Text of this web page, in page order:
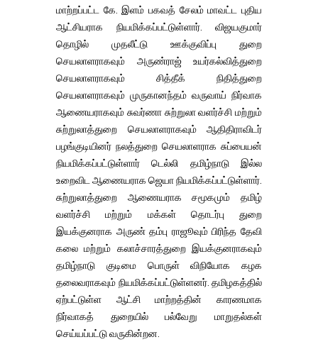
மாற்றப்பட்ட கே. இளம் பகவத் சேலம் மாவட்ட புதிய
ஆட்சியராக நியமிக்கப்பட்டுள்ளார். விஜயகுமார்
தொழில் முதலீட்டு ஊக்குவிப்பு துறை
செயலாளராகவும் அருண்ராஜ் உயர்கல்வித்துறை
செயலாளராகவும் சித்தீக் நிதித்துறை
செயலாளராகவும் முருகானந்தம் வருவாய் நிர்வாக
ஆணையராகவும் சுவர்ணா சுற்றுலா வளர்ச்சி மற்றும்
சுற்றுலாத்துறை செயலாளராகவும் ஆதிதிராவிடர்
பழங்குடியினர் நலத்துறை செயலாளராக சுப்பையன்
நியமிக்கப்பட்டுள்ளார் டெல்லி தமிழ்நாடு இல்ல
உறைவிட ஆணையராக ஜெயா நியமிக்கப்பட்டுள்ளார்.
சுற்றுலாத்துறை ஆணையராக சமூகமும் தமிழ்
வளர்ச்சி மற்றும் மக்கள் தொடர்பு துறை
இயக்குனராக அருண் தம்பு ராஜூவும் பிரிந்த தேவி
கலை மற்றும் கலாச்சாரத்துறை இயக்குனராகவும்
தமிழ்நாடு குடிமை பொருள் விநியோக கழக
தலைவராகவும் நியமிக்கப்பட்டுள்ளனர். தமிழகத்தில்
ஏற்பட்டுள்ள ஆட்சி மாற்றத்தின் காரணமாக
நிர்வாகத் துறையில் பல்வேறு மாறுதல்கள்
செய்யப்பட்டு வருகின்றன.